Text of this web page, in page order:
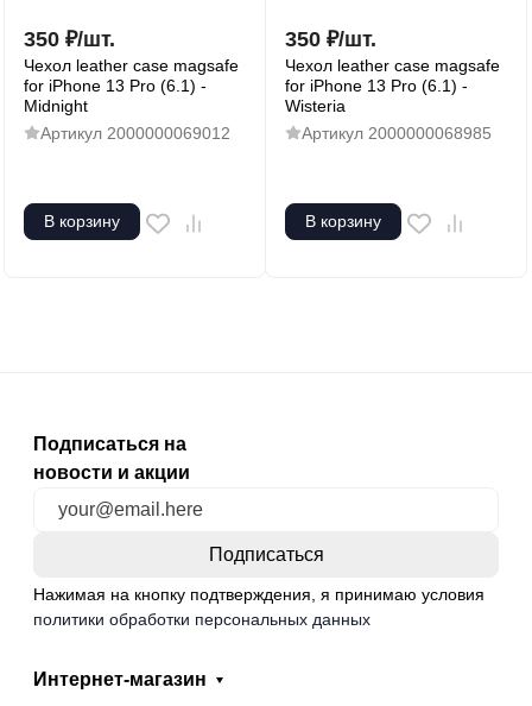
350 ₽/шт.
Чехол leather case magsafe
for iPhone 13 Pro (6.1) -
Midnight
Артикул 2000000069012
В корзину
350 ₽/шт.
Чехол leather case magsafe
for iPhone 13 Pro (6.1) -
Wisteria
Артикул 2000000068985
В корзину
Подписаться на
новости и акции
Нажимая на кнопку подтверждения, я принимаю условия
политики обработки персональных данных
Интернет-магазин